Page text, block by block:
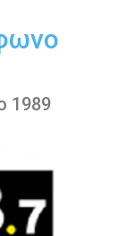
1989